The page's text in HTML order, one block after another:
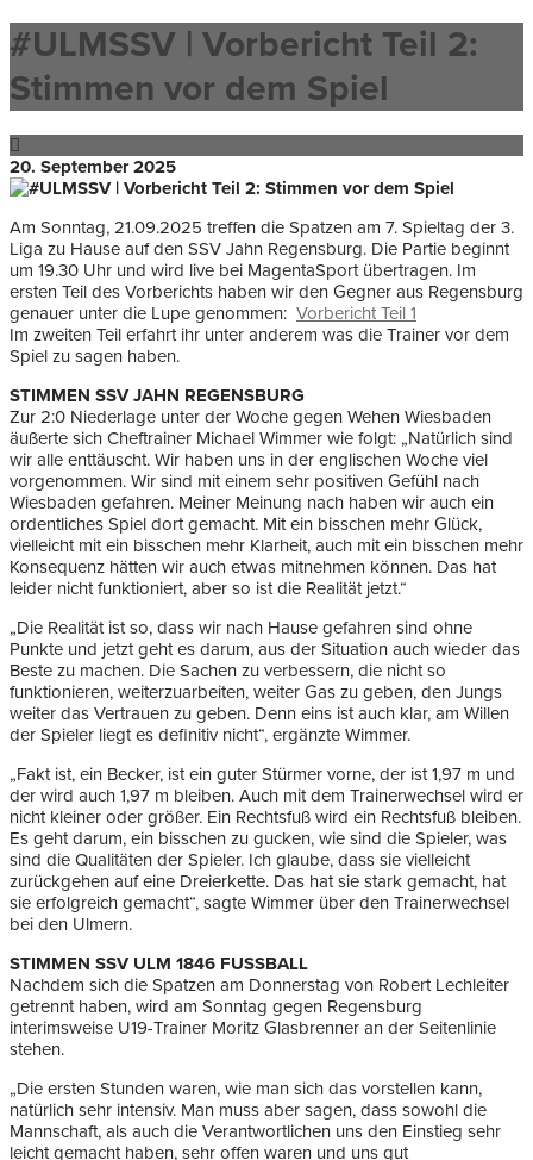
#ULMSSV | Vorbericht Teil 2:
Stimmen vor dem Spiel
20. September 2025
Am Sonntag, 21.09.2025 treffen die Spatzen am 7. Spieltag der 3.
Liga zu Hause auf den SSV Jahn Regensburg. Die Partie beginnt
um 19.30 Uhr und wird live bei MagentaSport übertragen. Im
ersten Teil des Vorberichts haben wir den Gegner aus Regensburg
genauer unter die Lupe genommen: Vorbericht Teil 1
Im zweiten Teil erfahrt ihr unter anderem was die Trainer vor dem
Spiel zu sagen haben.
STIMMEN SSV JAHN REGENSBURG
Zur 2:0 Niederlage unter der Woche gegen Wehen Wiesbaden
äußerte sich Cheftrainer Michael Wimmer wie folgt: „Natürlich sind
wir alle enttäuscht. Wir haben uns in der englischen Woche viel
vorgenommen. Wir sind mit einem sehr positiven Gefühl nach
Wiesbaden gefahren. Meiner Meinung nach haben wir auch ein
ordentliches Spiel dort gemacht. Mit ein bisschen mehr Glück,
vielleicht mit ein bisschen mehr Klarheit, auch mit ein bisschen mehr
Konsequenz hätten wir auch etwas mitnehmen können. Das hat
leider nicht funktioniert, aber so ist die Realität jetzt.“
„Die Realität ist so, dass wir nach Hause gefahren sind ohne
Punkte und jetzt geht es darum, aus der Situation auch wieder das
Beste zu machen. Die Sachen zu verbessern, die nicht so
funktionieren, weiterzuarbeiten, weiter Gas zu geben, den Jungs
weiter das Vertrauen zu geben. Denn eins ist auch klar, am Willen
der Spieler liegt es definitiv nicht“, ergänzte Wimmer.
„Fakt ist, ein Becker, ist ein guter Stürmer vorne, der ist 1,97 m und
der wird auch 1,97 m bleiben. Auch mit dem Trainerwechsel wird er
nicht kleiner oder größer. Ein Rechtsfuß wird ein Rechtsfuß bleiben.
Es geht darum, ein bisschen zu gucken, wie sind die Spieler, was
sind die Qualitäten der Spieler. Ich glaube, dass sie vielleicht
zurückgehen auf eine Dreierkette. Das hat sie stark gemacht, hat
sie erfolgreich gemacht“, sagte Wimmer über den Trainerwechsel
bei den Ulmern.
STIMMEN SSV ULM 1846 FUSSBALL
Nachdem sich die Spatzen am Donnerstag von Robert Lechleiter
getrennt haben, wird am Sonntag gegen Regensburg
interimsweise U19-Trainer Moritz Glasbrenner an der Seitenlinie
stehen.
„Die ersten Stunden waren, wie man sich das vorstellen kann,
natürlich sehr intensiv. Man muss aber sagen, dass sowohl die
Mannschaft, als auch die Verantwortlichen uns den Einstieg sehr
leicht gemacht haben, sehr offen waren und uns gut